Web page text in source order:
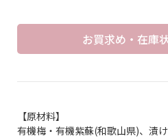
お買求め・在庫
【原材料】
有機梅・有機紫蘇(和歌山県)、漬